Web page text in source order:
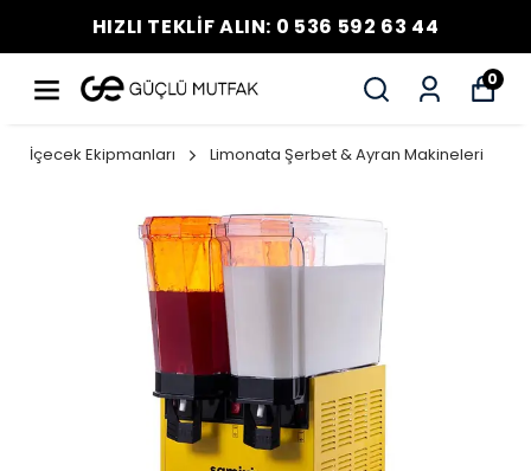
HIZLI TEKLİF ALIN: 0 536 592 63 44
0
İçecek Ekipmanları Limonata Şerbet & Ayran Makineleri